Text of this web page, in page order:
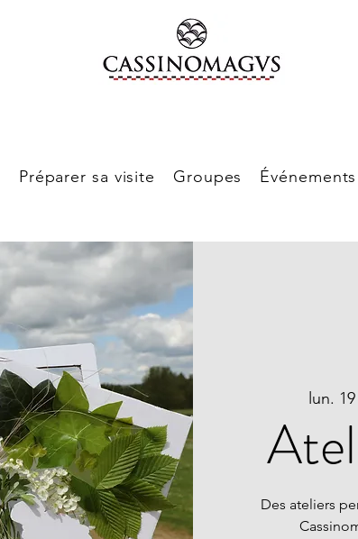
Préparer sa visite Groupes Événements
lun.
Des ateliers